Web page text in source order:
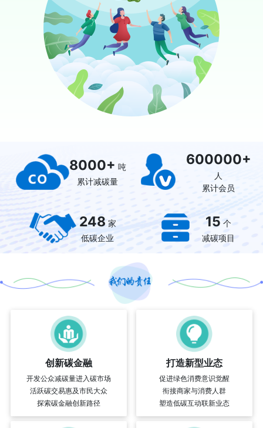
8000+ 吨
累计减碳量
600000+
人
累计会员
248 家
低碳企业
15 个
减碳项目
创新碳金融
开发公众减碳量进入碳市场
活跃碳交易惠及市民大众
探索碳金融创新路径
打造新型业态
促进绿色消费意识觉醒
衔接商家与消费人群
塑造低碳互动联新业态